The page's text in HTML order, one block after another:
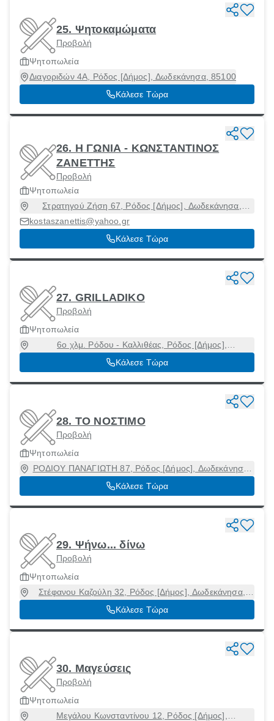
25. Ψητοκαμώματα
Προβολή
Ψητοπωλεία
Διαγοριδών 4Α, Ρόδος [Δήμος], Δωδεκάνησα, 85100
Κάλεσε Τώρα
26. Η ΓΩΝΙΑ - ΚΩΝΣΤΑΝΤΙΝΟΣ
ΖΑΝΕΤΤΗΣ
Προβολή
Ψητοπωλεία
Στρατηγού Ζήση 67, Ρόδος [Δήμος], Δωδεκάνησα,
85100
kostaszanettis@yahoo.gr
Κάλεσε Τώρα
27. GRILLADIKO
Προβολή
Ψητοπωλεία
6ο χλμ. Ρόδου - Καλλιθέας, Ρόδος [Δήμος],
Δωδεκάνησα, 85100
Κάλεσε Τώρα
28. ΤΟ ΝΟΣΤΙΜΟ
Προβολή
Ψητοπωλεία
ΡΟΔΙΟΥ ΠΑΝΑΓΙΩΤΗ 87, Ρόδος [Δήμος], Δωδεκάνησα,
85100
Κάλεσε Τώρα
29. Ψήνω... δίνω
Προβολή
Ψητοπωλεία
Στέφανου Καζούλη 32, Ρόδος [Δήμος], Δωδεκάνησα,
85100
Κάλεσε Τώρα
30. Μαγεύσεις
Προβολή
Ψητοπωλεία
Μεγάλου Κωνσταντίνου 12, Ρόδος [Δήμος],